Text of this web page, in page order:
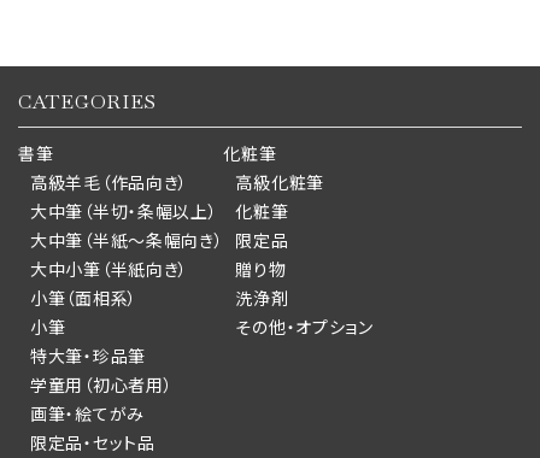
CATEGORIES
書筆
高級羊毛（作品向き）
大中筆（半切・条幅以上）
大中筆（半紙～条幅向き）
大中小筆（半紙向き）
小筆（面相系）
小筆
特大筆・珍品筆
学童用（初心者用）
画筆・絵てがみ
限定品・セット品
化粧筆
高級化粧筆
化粧筆
限定品
贈り物
洗浄剤
その他・オプション